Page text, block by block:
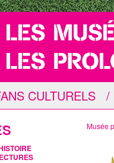
CULTURELS /
Musée